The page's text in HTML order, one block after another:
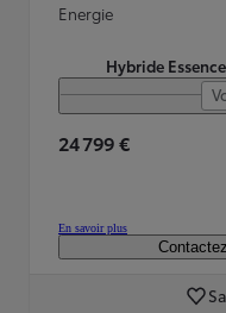
Energie
Hybride Essence
24 799 €
En savoir plus